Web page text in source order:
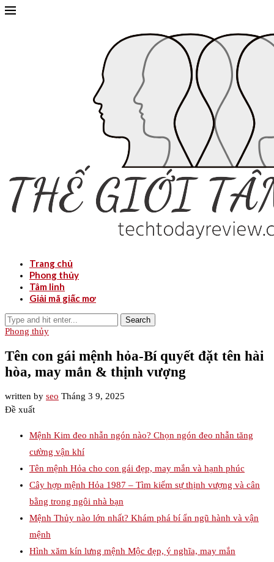
Trang chủ
Phong thủy
Tâm linh
Giải mã giấc mơ
Search
Phong thủy
Tên con gái mệnh hỏa-Bí quyết đặt tên hài
hòa, may mắn & thịnh vượng
written by seo Tháng 3 9, 2025
Đề xuất
Mệnh Kim đeo nhẫn ngón nào? Chọn ngón đeo nhẫn tăng
cường vận khí
Tên mệnh Hỏa cho con gái đẹp, may mắn và hạnh phúc
Cây hợp mệnh Hỏa 1987 – Tìm kiếm sự thịnh vượng và cân
bằng trong ngôi nhà bạn
Mệnh Thủy nào lớn nhất? Khám phá bí ẩn ngũ hành và vận
mệnh
Hình xăm kín lưng mệnh Mộc đẹp, ý nghĩa, may mắn